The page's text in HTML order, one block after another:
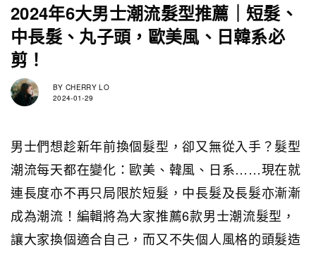
2024年6大男士潮流髮型推薦｜短髮、
中長髮、丸子頭，歐美風、日韓系必
剪！
BY CHERRY LO
2024-01-29
男士們想趁新年前換個髮型，卻又無從入手？髮型
潮流每天都在變化：歐美、韓風、日系……現在就
連長度亦不再只局限於短髮，中長髮及長髮亦漸漸
成為潮流！編輯將為大家推薦6款男士潮流髮型，
讓大家換個適合自己，而又不失個人風格的頭髮造